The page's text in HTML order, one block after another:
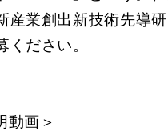
業創出新技術先導
ださい。
動画＞